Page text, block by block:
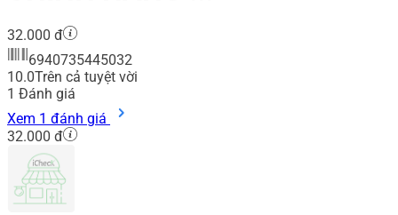
32.000 đ
6940735445032
10.0Trên cả tuyệt vời
1 Đánh giá
Xem 1 đánh giá
32.000 đ